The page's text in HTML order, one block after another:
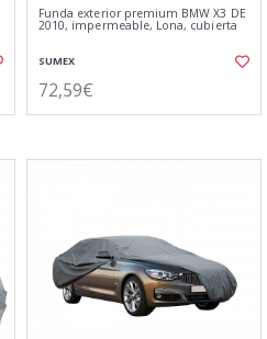
Funda exterior premium BMW X3 DE
2010, impermeable, Lona, cubierta
SUMEX
72,59€